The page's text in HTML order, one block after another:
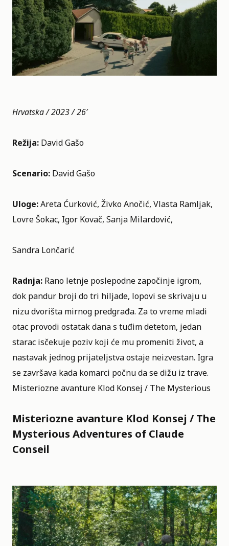
Hrvatska / 2023 / 26′
Režija: David Gašo
Scenario: David Gašo
Uloge:Areta Ćurković, Živko Anočić, Vlasta Ramljak,
Lovre Šokac, Igor Kovač, Sanja Milardović,
Sandra Lončarić
Radnja: Rano letnje poslepodne započinje igrom,
dok pandur broji do tri hiljade, lopovi se skrivaju u
nizu dvorišta mirnog predgrađa. Za to vreme mladi
otac provodi ostatak dana s tuđim detetom, jedan
starac isčekuje poziv koji će mu promeniti život, a
nastavak jednog prijateljstva ostaje neizvestan. Igra
se završava kada komarci počnu da se dižu iz trave.
Misteriozne avanture Klod Konsej / The Mysterious
Misteriozne avanture Klod Konsej / The
Mysterious Adventures of Claude
Conseil